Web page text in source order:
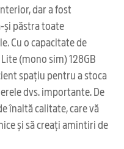
dar a fost
păstra toate
Cu o capacitate de
(mono sim) 128GB
spațiu pentru a stoca
dvs. importante. De
înaltă calitate, care vă
și să creați amintiri de